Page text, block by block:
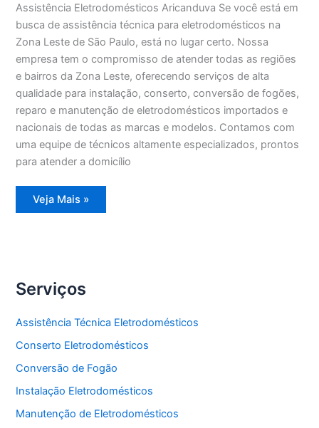
Assistência Eletrodomésticos Aricanduva Se você está em
busca de assistência técnica para eletrodomésticos na
Zona Leste de São Paulo, está no lugar certo. Nossa
empresa tem o compromisso de atender todas as regiões
e bairros da Zona Leste, oferecendo serviços de alta
qualidade para instalação, conserto, conversão de fogões,
reparo e manutenção de eletrodomésticos importados e
nacionais de todas as marcas e modelos. Contamos com
uma equipe de técnicos altamente especializados, prontos
para atender a domicílio
Assistência
Eletrodomésticos
Veja Mais »
Serviços
Assistência Técnica Eletrodomésticos
Conserto Eletrodomésticos
Conversão de Fogão
Instalação Eletrodomésticos
Manutenção de Eletrodomésticos